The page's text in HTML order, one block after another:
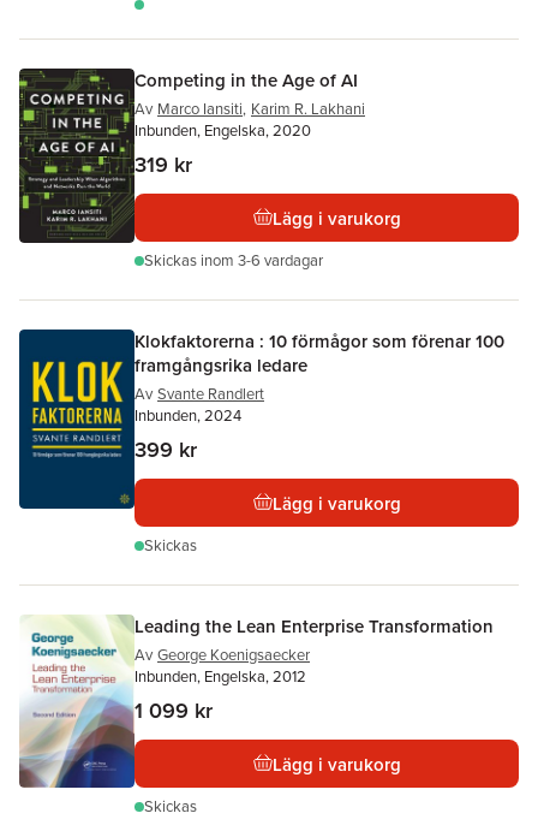
Competing in the Age of AI
Av Marco Iansiti, Karim R. Lakhani
Inbunden, Engelska, 2020
319 kr
Lägg i varukorg
Skickas inom 3-6 vardagar
Klokfaktorerna : 10 förmågor som förenar 100
framgångsrika ledare
Av Svante Randlert
Inbunden, 2024
399 kr
Lägg i varukorg
Skickas
Leading the Lean Enterprise Transformation
Av George Koenigsaecker
Inbunden, Engelska, 2012
1 099 kr
Lägg i varukorg
Skickas